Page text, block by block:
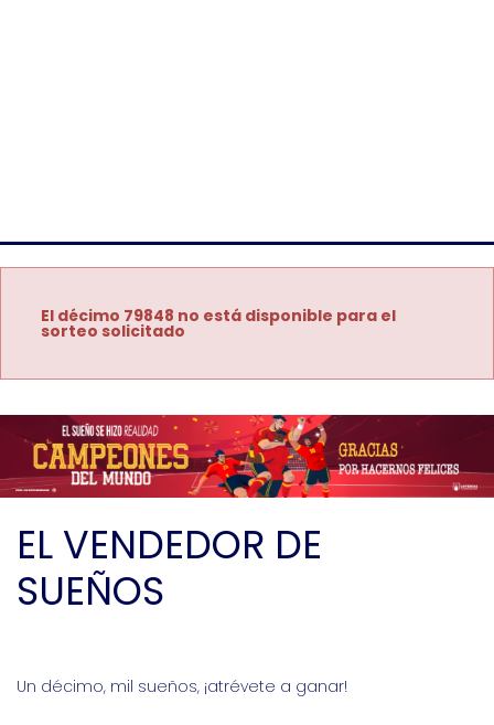
El décimo 79848 no está disponible para el
sorteo solicitado
EL VENDEDOR DE
SUEÑOS
Un décimo, mil sueños, ¡atrévete a ganar!